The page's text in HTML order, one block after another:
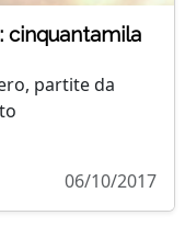
cinquantamila
partite da
06/10/2017